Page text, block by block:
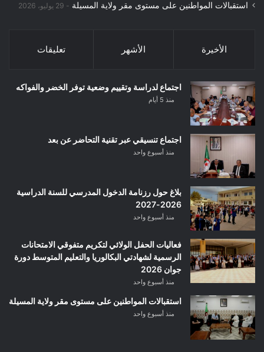
استقبالات المواطنين على مستوى مقر ولاية المسيلة 29 يوليو، 2026
الأخيرة الأشهر تعليقات
اجتماع لدراسة وتقييم وضعية توفر الخضر والفواكه
منذ 5 أيام
اجتماع تنسيقي عبر تقنية التحاضر عن بعد
منذ أسبوع واحد
بلاغ حول رزنامة الدخول المدرسي للسنة الدراسية
2026-2027
منذ أسبوع واحد
فعاليات الحفل الولائي لتكريم متفوقي الامتحانات
الرسمية لشهادتي البكالوريا والتعليم المتوسط دورة
جوان 2026
منذ أسبوع واحد
استقبالات المواطنين على مستوى مقر ولاية المسيلة
منذ أسبوع واحد